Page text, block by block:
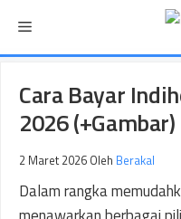
isi
Menu
Cara Bayar
2026 (+Gambar)
2 Maret 2026 Oleh Berakal
Dalam rangka